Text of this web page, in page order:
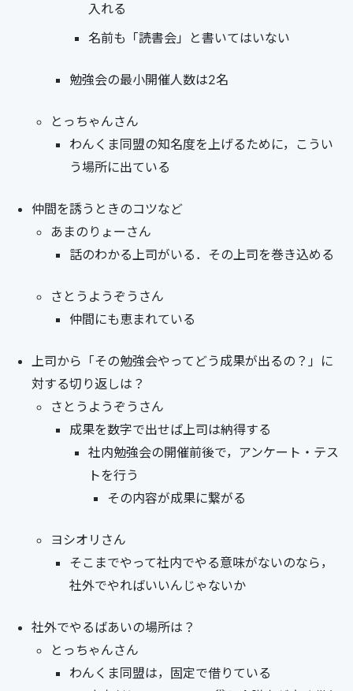
入れる
名前も「読書会」と書いてはいない
勉強会の最小開催人数は2名
とっちゃんさん
わんくま同盟の知名度を上げるために，こうい
う場所に出ている
仲間を誘うときのコツなど
あまのりょーさん
話のわかる上司がいる．その上司を巻き込める
さとうようぞうさん
仲間にも恵まれている
上司から「その勉強会やってどう成果が出るの？」に
対する切り返しは？
さとうようぞうさん
成果を数字で出せば上司は納得する
社内勉強会の開催前後で，アンケート・テス
トを行う
その内容が成果に繋がる
ヨシオリさん
そこまでやって社内でやる意味がないのなら，
社外でやればいいんじゃないか
社外でやるばあいの場所は？
とっちゃんさん
わんくま同盟は，固定で借りている